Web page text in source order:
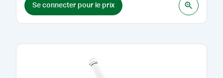
Se connecter pour le prix